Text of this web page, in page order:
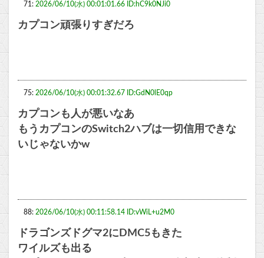
71: 2026/06/10(水) 00:01:01.66 ID:hC9k0NJi0
カプコン頑張りすぎだろ
75: 2026/06/10(水) 00:01:32.67 ID:GdN0lE0qp
カプコンも人が悪いなあ
もうカプコンのSwitch2ハブは一切信用できな
いじゃないかw
88: 2026/06/10(水) 00:11:58.14 ID:vWiL+u2M0
ドラゴンズドグマ2にDMC5もきた
ワイルズも出る